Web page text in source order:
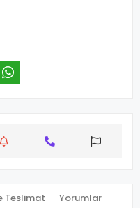
Teslimat Yorumlar